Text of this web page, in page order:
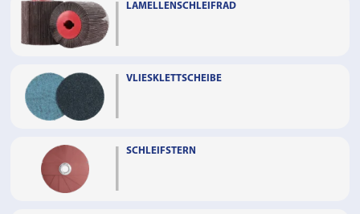
LAMELLENSCHLEIFRAD
VLIESKLETTSCHEIBE
SCHLEIFSTERN